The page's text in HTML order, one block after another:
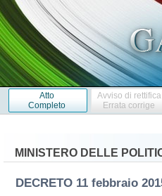
Atto
Completo
Avviso di rettifica
Errata corrige
MINISTERO DELLE
DECRETO 11 febbraio